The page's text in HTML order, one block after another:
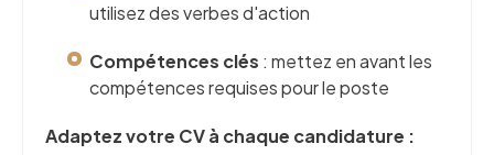
utilisez des verbes d'action
Compétences clés : mettez en avant les
compétences requises pour le poste
Adaptez votre CV à chaque candidature :